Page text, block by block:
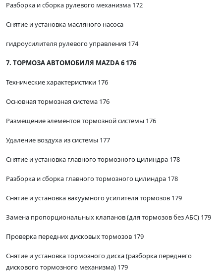
Разборка и сборка рулевого механизма 172
Снятие и установка масляного насоса
гидроусилителя рулевого управления 174
7. ТОРМОЗА АВТОМОБИЛЯ MAZDA 6 176
Технические характеристики 176
Основная тормозная система 176
Размещение элементов тормозной системы 176
Удаление воздуха из системы 177
Снятие и установка главного тормозного цилиндра 178
Разборка и сборка главного тормозного цилиндра 178
Снятие и установка вакуумного усилителя тормозов 179
Замена пропорциональных клапанов (для тормозов без АБС) 179
Проверка передних дисковых тормозов 179
Снятие и установка тормозного диска (разборка переднего
дискового тормозного механизма) 179